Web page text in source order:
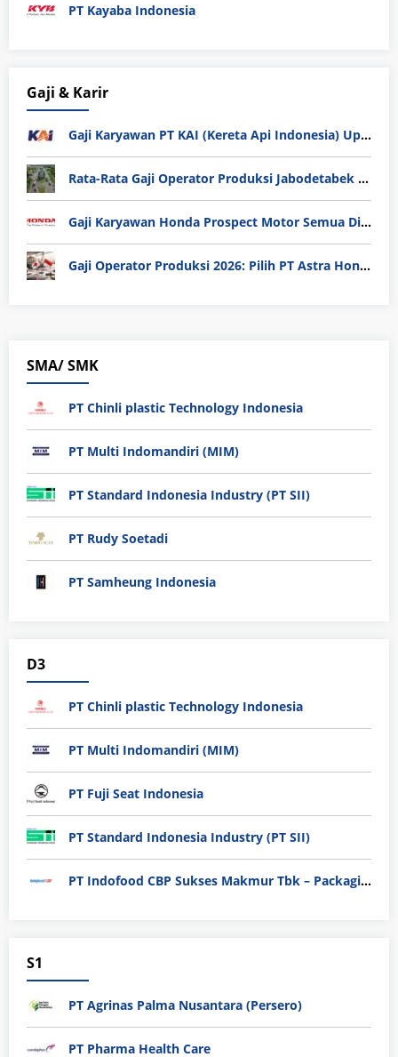
PT Kayaba Indonesia
Gaji & Karir
Gaji Karyawan PT KAI (Kereta Api Indonesia) Update 2025
Rata-Rata Gaji Operator Produksi Jabodetabek 2025: Bedah Tuntas UMK, Lemburan, dan Realita Hidup Buruh
Gaji Karyawan Honda Prospect Motor Semua Divisi
Gaji Operator Produksi 2026: Pilih PT Astra Honda Motor (AHM) atau Manufaktur di Jepang?
SMA/ SMK
PT Chinli plastic Technology Indonesia
PT Multi Indomandiri (MIM)
PT Standard Indonesia Industry (PT SII)
PT Rudy Soetadi
PT Samheung Indonesia
D3
PT Chinli plastic Technology Indonesia
PT Multi Indomandiri (MIM)
PT Fuji Seat Indonesia
PT Standard Indonesia Industry (PT SII)
PT Indofood CBP Sukses Makmur Tbk – Packaging Division
S1
PT Agrinas Palma Nusantara (Persero)
PT Pharma Health Care